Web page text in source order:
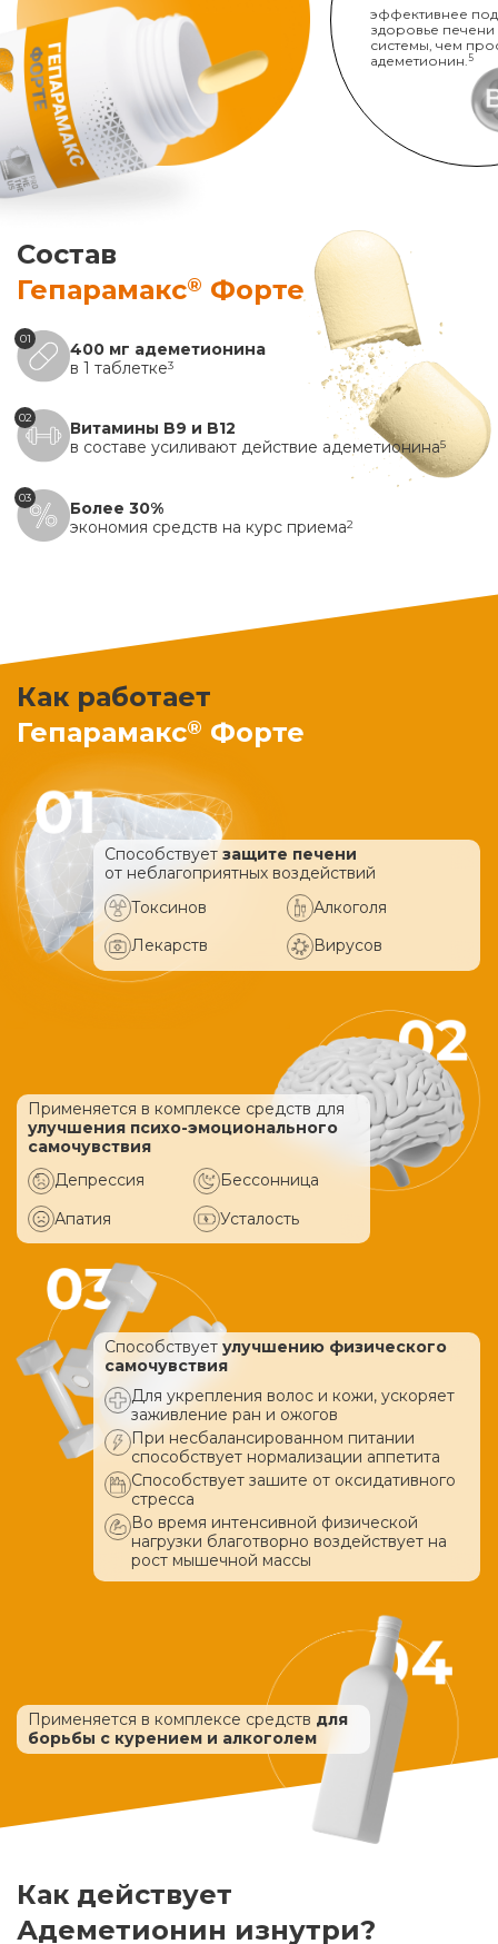
эффективнее
здоровье печени
системы, чем
адеметионин. 5
Состав
Гепарамакс® Форте
01
400 мг адеметионина
в 1 таблетке3
02
Витамины B9 и B12
в составе усиливают действие адеметионина5
03
Более 30%
экономия средств на курс приема2
Как работает
Гепарамакс® Форте
Способствует защите печени
от неблагоприятных воздействий
Токсинов
Алкоголя
Лекарств
Вирусов
Применяется в комплексе средств для
улучшения психо-эмоционального
самочувствия
Депрессия
Бессонница
Апатия
Усталость
Способствует улучшению физического
самочувствия
Для укрепления волос и кожи, ускоряет
заживление ран и ожогов
При несбалансированном питании
способствует нормализации аппетита
Способствует зашите от оксидативного
стресса
Во время интенсивной физической
нагрузки благотворно воздействует на
рост мышечной массы
Применяется в комплексе средств для
борьбы с курением и алкоголем
Как действует
Адеметионин изнутри?